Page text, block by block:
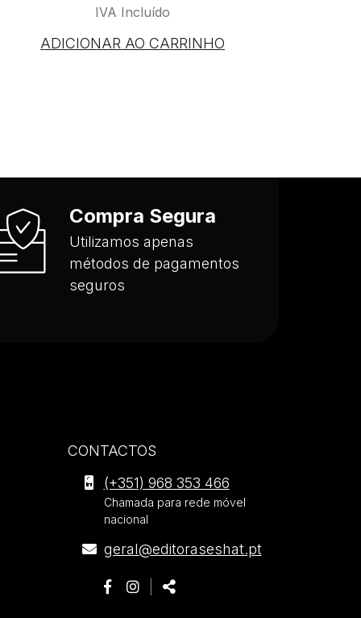
IVA Incluído
ADICIONAR AO CARRINHO
Compra Segura
Utilizamos apenas
métodos de pagamentos
seguros
CONTACTOS
Editora
Seshat
.
Morada
(+351) 968 353 466
Chamada para rede móvel
nacional
E-
geral@editoraseshat.pt
Siga-
PáginaPáginaPartilhar